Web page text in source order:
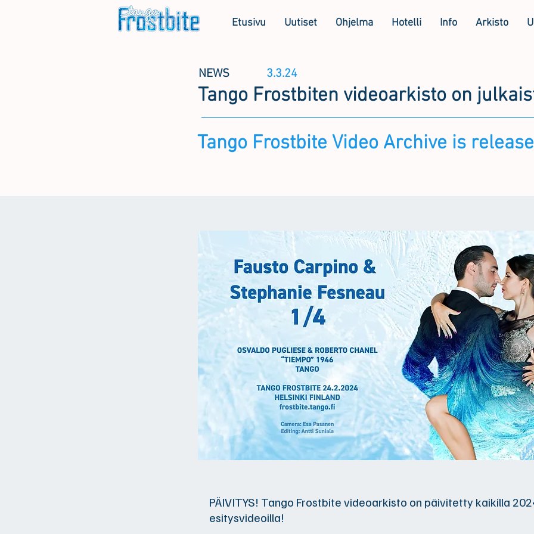
Etusivu Uutiset Ohjelma Hotelli Info Arkisto
NEWS 3.3.24
Tango Frostbiten videoarkisto on
Tango Frostbite Video Archive is
PÄIVITYS! Tango Frostbite videoarkisto on päivitetty kaikilla
esitysvideoilla!